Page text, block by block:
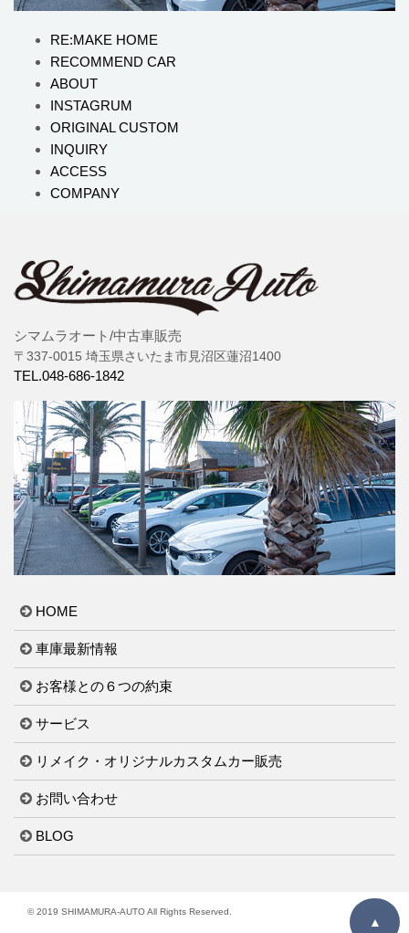
RE:MAKE HOME
RECOMMEND CAR
ABOUT
INSTAGRUM
ORIGINAL CUSTOM
INQUIRY
ACCESS
COMPANY
シマムラオート/中古車販売
〒337-0015 埼玉県さいたま市見沼区蓮沼1400
TEL.048-686-1842
HOME
車庫最新情報
お客様との６つの約束
サービス
リメイク・オリジナルカスタムカー販売
お問い合わせ
BLOG
© 2019 SHIMAMURA-AUTO All Rights Reserved.
▲